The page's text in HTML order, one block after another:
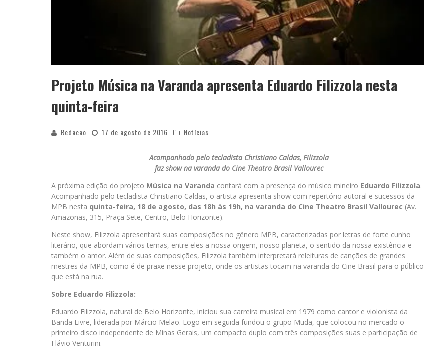
Projeto Música na Varanda apresenta Eduardo Filizzola nesta
quinta-feira
Redacao 17 de agosto de 2016 Notícias
Acompanhado pelo tecladista Christiano Caldas, Filizzola
faz show na varanda do Cine Theatro Brasil Vallourec
A próxima edição do projeto Música na Varanda contará com a presença do músico mineiro Eduardo Filizzola.
Acompanhado pelo tecladista Christiano Caldas, o artista apresenta show com repertório autoral e sucessos da
MPB nesta quinta-feira, 18 de agosto, das 18h às 19h, na varanda do Cine Theatro Brasil Vallourec (Av.
Amazonas, 315, Praça Sete, Centro, Belo Horizonte).
Neste show, Filizzola apresentará suas composições no gênero MPB, caracterizadas por letras de forte cunho
literário, que abordam vários temas, entre eles a nossa origem, nosso planeta, o sentido da nossa existência e
também o amor. Além de suas composições, Filizzola também interpretará releituras de canções de grandes
mestres da MPB, como é de praxe nesse projeto, onde os artistas tocam na varanda do Cine Brasil para o público
que está na rua.
Sobre Eduardo Filizzola:
Eduardo Filizzola, natural de Belo Horizonte, iniciou sua carreira musical em 1979 como cantor e violonista da
Banda Livre, liderada por Márcio Melão. Logo em seguida fundou o grupo Muda, que colocou no mercado o
primeiro disco independente de Minas Gerais, um compacto duplo com três composições suas e participação de
Flávio Venturini.